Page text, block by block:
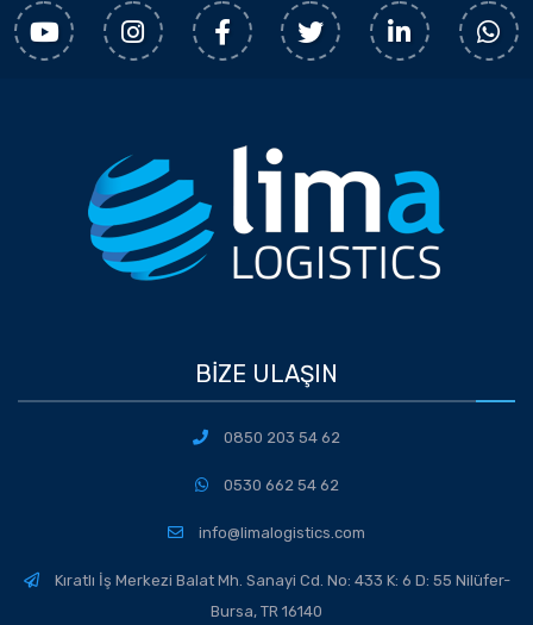
BIZE ULAŞIN
0850 203 54 62
0530 662 54 62
info@limalogistics.com
Kıratlı İş Merkezi Balat Mh. Sanayi Cd. No: 433 K: 6 D: 55 Nilüfer-
Bursa, TR 16140